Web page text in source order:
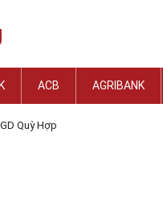
ACB AGRIBANK
Quỳ Hợp